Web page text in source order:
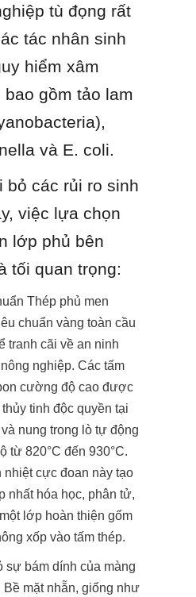
tù đọng rất
tác nhân sinh
hiểm xâm
bao gồm tảo lam
và E. coli.
bỏ các rủi ro sinh
việc lựa chọn
lớp phủ bên
tối quan trọng:
Thép phủ men
chuẩn vàng toàn cầu
tranh cãi về an ninh
nghiệp. Các tấm
cường độ cao được
tinh độc quyền tại
nung trong lò tự động
từ 820°C đến 930°C.
nhiệt cực đoan này tạo
nhất hóa học, phân tử,
lớp hoàn thiện gốm
xốp vào tấm thép.
sự bám dính của màng
Bề mặt nhẵn, giống như